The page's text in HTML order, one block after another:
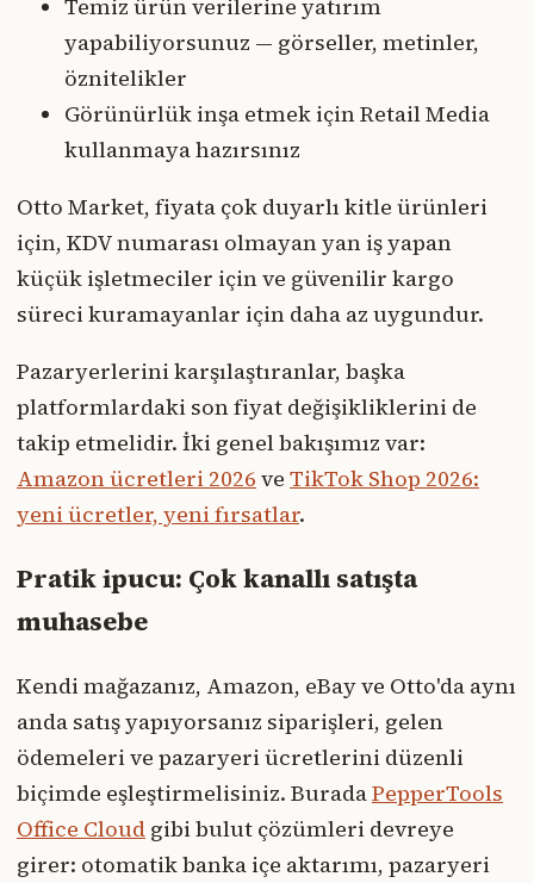
Temiz ürün verilerine yatırım
yapabiliyorsunuz — görseller, metinler,
öznitelikler
Görünürlük inşa etmek için Retail Media
kullanmaya hazırsınız
Otto Market, fiyata çok duyarlı kitle ürünleri
için, KDV numarası olmayan yan iş yapan
küçük işletmeciler için ve güvenilir kargo
süreci kuramayanlar için daha az uygundur.
Pazaryerlerini karşılaştıranlar, başka
platformlardaki son fiyat değişikliklerini de
takip etmelidir. İki genel bakışımız var:
Amazon ücretleri 2026 ve TikTok Shop 2026:
yeni ücretler, yeni fırsatlar.
Pratik ipucu: Çok kanallı satışta
muhasebe
Kendi mağazanız, Amazon, eBay ve Otto'da aynı
anda satış yapıyorsanız siparişleri, gelen
ödemeleri ve pazaryeri ücretlerini düzenli
biçimde eşleştirmelisiniz. BuradaPepperTools
Office Cloud gibi bulut çözümleri devreye
girer: otomatik banka içe aktarımı, pazaryeri